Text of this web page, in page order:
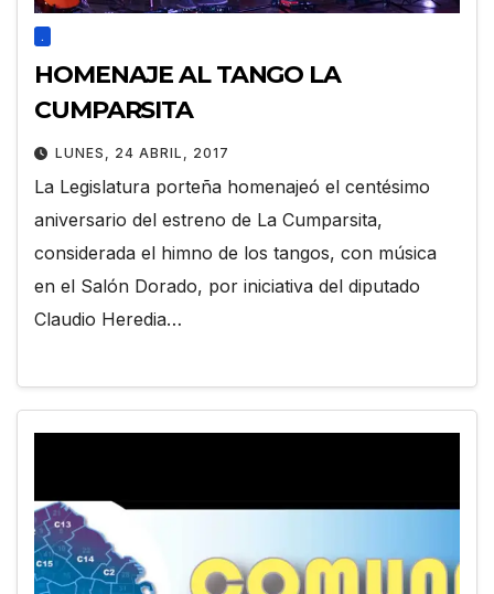
.
HOMENAJE AL TANGO LA
CUMPARSITA
LUNES, 24 ABRIL, 2017
La Legislatura porteña homenajeó el centésimo
aniversario del estreno de La Cumparsita,
considerada el himno de los tangos, con música
en el Salón Dorado, por iniciativa del diputado
Claudio Heredia…